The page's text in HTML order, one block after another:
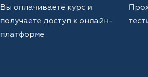
Вы оплачиваете курс и
получаете доступ к онлайн-
платформе